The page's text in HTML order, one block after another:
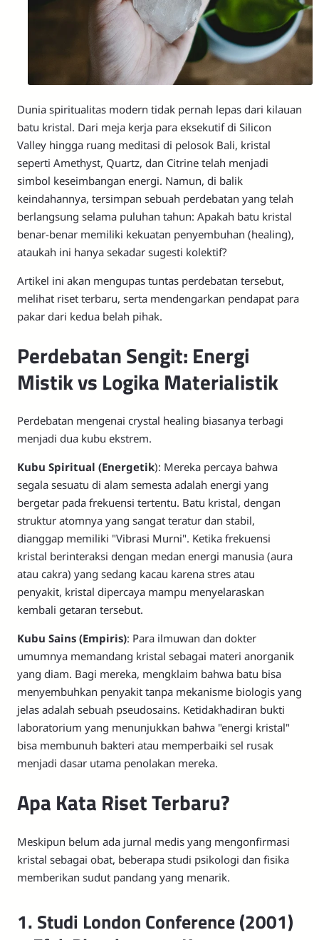
Dunia spiritualitas modern tidak pernah lepas dari kilauan
batu kristal. Dari meja kerja para eksekutif di Silicon
Valley hingga ruang meditasi di pelosok Bali, kristal
seperti Amethyst, Quartz, dan Citrine telah menjadi
simbol keseimbangan energi. Namun, di balik
keindahannya, tersimpan sebuah perdebatan yang telah
berlangsung selama puluhan tahun: Apakah batu kristal
benar-benar memiliki kekuatan penyembuhan (healing),
ataukah ini hanya sekadar sugesti kolektif?
Artikel ini akan mengupas tuntas perdebatan tersebut,
melihat riset terbaru, serta mendengarkan pendapat para
pakar dari kedua belah pihak.
Perdebatan Sengit: Energi
Mistik vs Logika Materialistik
Perdebatan mengenai crystal healing biasanya terbagi
menjadi dua kubu ekstrem.
Kubu Spiritual (Energetik): Mereka percaya bahwa
segala sesuatu di alam semesta adalah energi yang
bergetar pada frekuensi tertentu. Batu kristal, dengan
struktur atomnya yang sangat teratur dan stabil,
dianggap memiliki "Vibrasi Murni". Ketika frekuensi
kristal berinteraksi dengan medan energi manusia (aura
atau cakra) yang sedang kacau karena stres atau
penyakit, kristal dipercaya mampu menyelaraskan
kembali getaran tersebut.
Kubu Sains (Empiris): Para ilmuwan dan dokter
umumnya memandang kristal sebagai materi anorganik
yang diam. Bagi mereka, mengklaim bahwa batu bisa
menyembuhkan penyakit tanpa mekanisme biologis yang
jelas adalah sebuah pseudosains. Ketidakhadiran bukti
laboratorium yang menunjukkan bahwa "energi kristal"
bisa membunuh bakteri atau memperbaiki sel rusak
menjadi dasar utama penolakan mereka.
Apa Kata Riset Terbaru?
Meskipun belum ada jurnal medis yang mengonfirmasi
kristal sebagai obat, beberapa studi psikologi dan fisika
memberikan sudut pandang yang menarik.
1. Studi London Conference (2001)